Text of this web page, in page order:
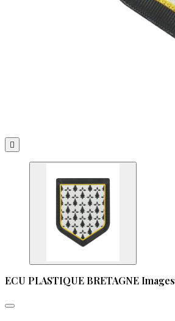

ECU PLASTIQUE BRETAGNE Images